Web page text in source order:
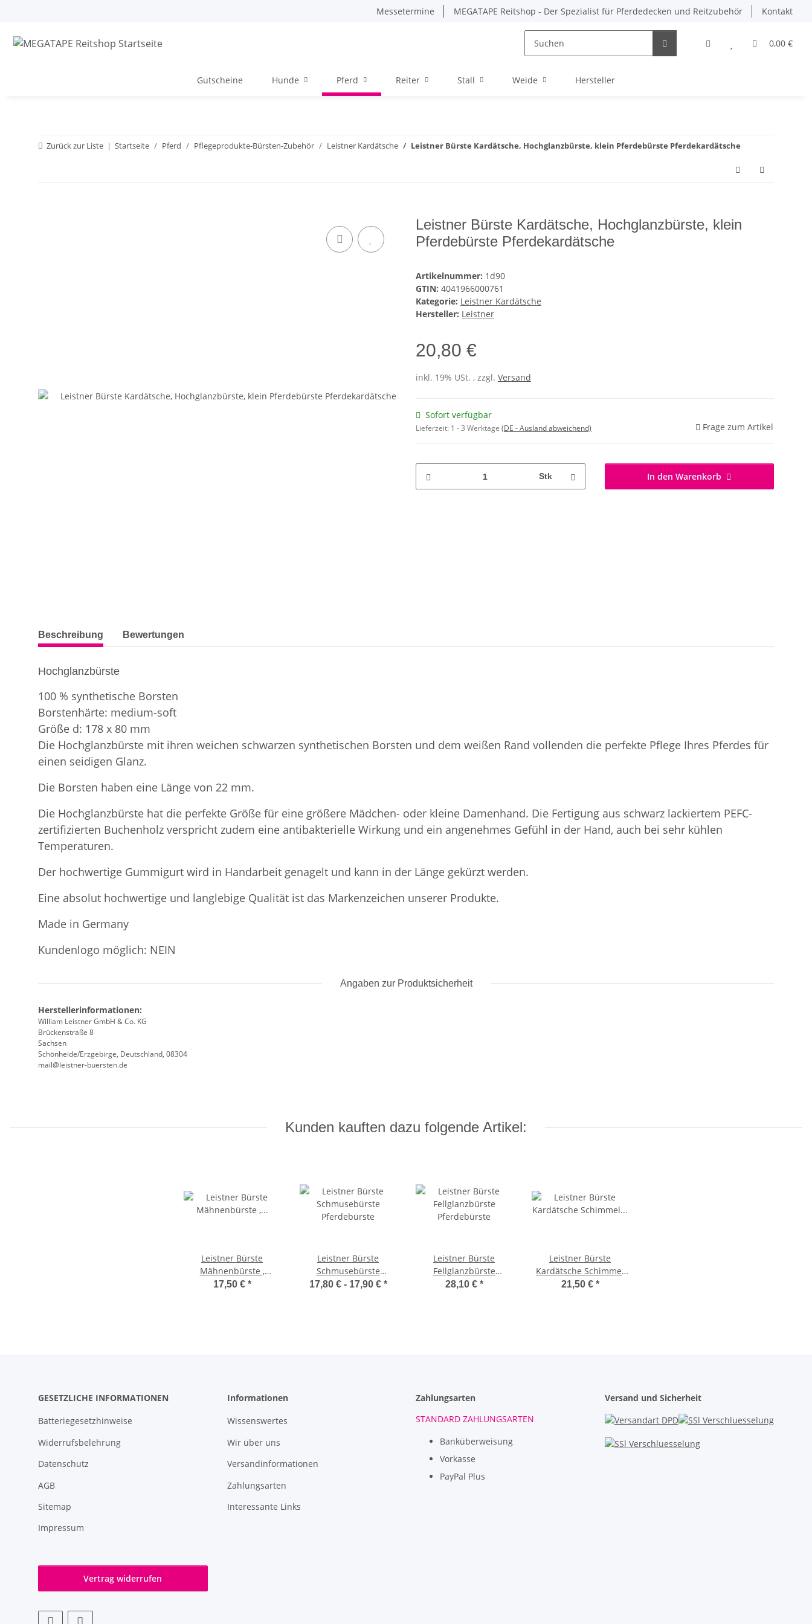
Messetermine MEGATAPE Reitshop - Der Spezialist für Pferdedecken und Reitzubehör Kontakt
0,00 €
Gutscheine Hunde Pferd Reiter Stall Weide Hersteller
Zurück zur Liste Startseite Pferd Pflegeprodukte-Bürsten-Zubehör Leistner Kardätsche Leistner Bürste Kardätsche, Hochglanzbürste, klein Pferdebürste Pferdekardätsche
Leistner Bürste Kardätsche, Hochglanzbürste, klein
Pferdebürste Pferdekardätsche
Artikelnummer: 1d90
GTIN: 4041966000761
Kategorie: Leistner Kardätsche
Hersteller: Leistner
20,80 €
inkl. 19% USt. , zzgl. Versand
Sofort verfügbar
Lieferzeit: 1 - 3 Werktage (DE - Ausland abweichend) Frage zum Artikel
Stk In den Warenkorb
weitere Registerkarten anzeigen
Beschreibung Bewertungen
Hochglanzbürste
100 % synthetische Borsten
Borstenhärte: medium-soft
Größe d: 178 x 80 mm
Die Hochglanzbürste mit ihren weichen schwarzen synthetischen Borsten und dem weißen Rand vollenden die perfekte Pflege Ihres Pferdes für
einen seidigen Glanz.
Die Borsten haben eine Länge von 22 mm.
Die Hochglanzbürste hat die perfekte Größe für eine größere Mädchen- oder kleine Damenhand. Die Fertigung aus schwarz lackiertem PEFC-
zertifizierten Buchenholz verspricht zudem eine antibakterielle Wirkung und ein angenehmes Gefühl in der Hand, auch bei sehr kühlen
Temperaturen.
Der hochwertige Gummigurt wird in Handarbeit genagelt und kann in der Länge gekürzt werden.
Eine absolut hochwertige und langlebige Qualität ist das Markenzeichen unserer Produkte.
Made in Germany
Kundenlogo möglich: NEIN
Angaben zur Produktsicherheit
Herstellerinformationen:
William Leistner GmbH & Co. KG
Brückenstraße 8
Sachsen
Schönheide/Erzgebirge, Deutschland, 08304
mail@leistner-buersten.de
Kunden kauften dazu folgende Artikel:
Leistner Bürste
Mähnenbürste ,
Naturfaser
17,50 € *
Leistner Bürste
Schmusebürste
Pferdebürste
17,80 € - 17,90 € *
Leistner Bürste
Fellglanzbürste
Pferdebürste
28,10 € *
Leistner Bürste
Kardätsche Schimmel
groß Pferdebürste
21,50 € *
GESETZLICHE INFORMATIONEN
Batteriegesetzhinweise
Widerrufsbelehrung
Datenschutz
AGB
Sitemap
Impressum
Informationen
Wissenswertes
Wir über uns
Versandinformationen
Zahlungsarten
Interessante Links
Zahlungsarten
STANDARD ZAHLUNGSARTEN
Banküberweisung
Vorkasse
PayPal Plus
Versand und Sicherheit
Vertrag widerrufen